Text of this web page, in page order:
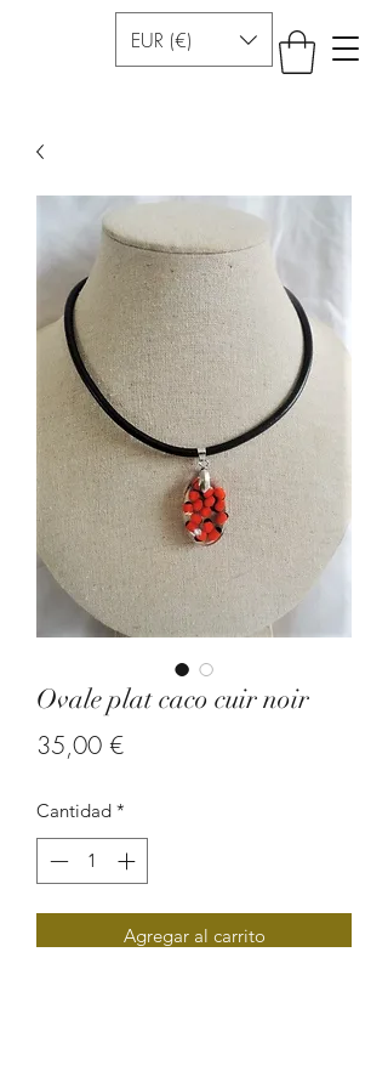
EUR (€)
Ovale plat caco cuir noir
35,00 €Precio
Cantidad *
Agregar al carrito